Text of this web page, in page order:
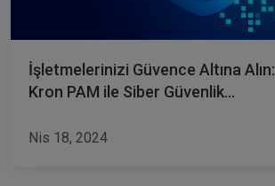
İşletmelerinizi Güvence Altına Alın:
Kron PAM ile Siber Güvenlik
Nis 18, 2024